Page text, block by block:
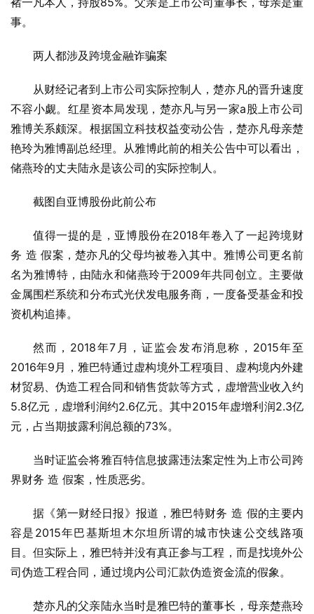
事。
两人都涉及跨境金融诈骗案
从财经记者到上市公司实际控制人，楚亦凡的晋升速度
不容小觑。红星资本局发现，楚亦凡与另一家a股上市公司
雅博关系颇深。根据国立科技权益变动公告，楚亦凡母亲楚
艳玲为雅博副总经理。从雅博此前的相关公告中可以看出，
储燕玲的丈夫陆永是该公司的实际控制人。
截图自亚博股份此前公布
值得一提的是，亚博股份在2018年卷入了一起跨境财
务 造 假案，楚亦凡的父母均被卷入其中。雅博公司更名前
名为雅博特，由陆永和储燕玲于2009年共同创立。主要做
金属围栏系统和分布式光伏发电服务商，一度备受基金和投
资机构追捧。
然而，2018年7月，证监会发布消息称，2015年至
2016年9月，雅巴特通过虚构境外工程项目、虚构境内外建
材贸易、伪造工程合同和销售货款等方式，虚增营业收入约
5.8亿元，虚增利润约2.6亿元。其中2015年虚增利润2.3亿
元，占当期披露利润总额的73%。
当时证监会将雅百特信息披露违法案定性为上市公司跨
界财务 造 假案，性质恶劣。
据《第一财经日报》报道，雅巴特财务 造 假的主要内
容是2015年巴基斯坦木尔坦所谓的城市快速公交线路项
目。但实际上，雅巴特并没有真正参与工程，而是找境外公
司伪造工程合同，通过境内公司汇款伪造资金流的假象。
楚亦凡的父亲陆永当时是雅巴特的董事长，母亲楚燕玲